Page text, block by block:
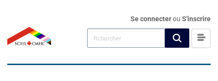
Se connecterou S'inscrire